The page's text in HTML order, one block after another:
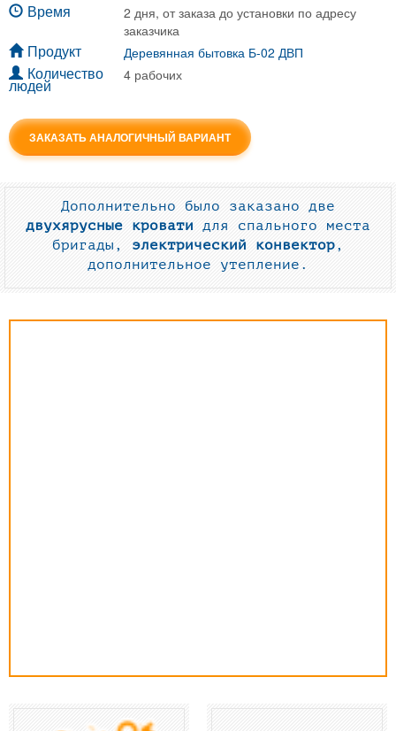
Время
2 дня, от заказа до установки по адресу
заказчика
Продукт Деревянная бытовка Б-02 ДВП
Количество
людей
4 рабочих
ЗАКАЗАТЬ АНАЛОГИЧНЫЙ ВАРИАНТ
Дополнительно было заказано две
двухярусные кровати для спального места
бригады, электрический конвектор,
дополнительное утепление.